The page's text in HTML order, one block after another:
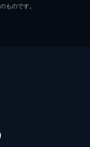
ものです。